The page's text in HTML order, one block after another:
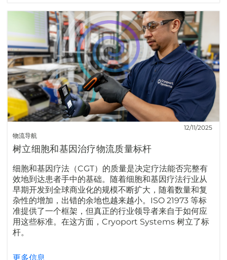
物流导航
12/11/2025
树立细胞和基因治疗物流质量标杆
细胞和基因疗法（CGT）的质量是决定疗法能否完整有
效地到达患者手中的基础。随着细胞和基因疗法行业从
早期开发到全球商业化的规模不断扩大，随着数量和复
杂性的增加，出错的余地也越来越小。ISO 21973 等标
准提供了一个框架，但真正的行业领导者来自于如何应
用这些标准。在这方面，Cryoport Systems 树立了标
杆。
更多信息